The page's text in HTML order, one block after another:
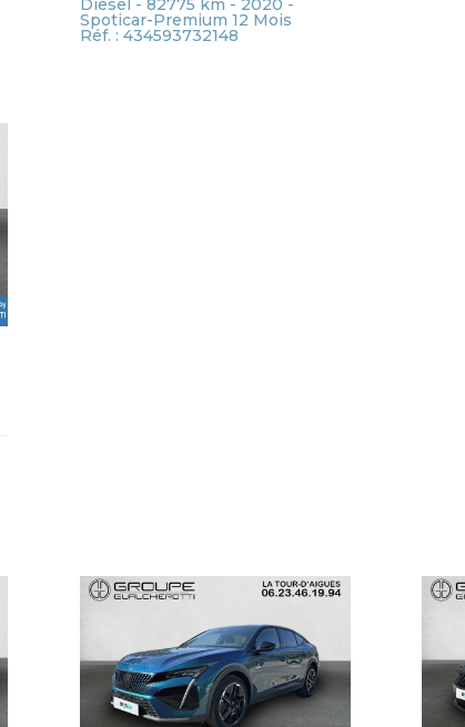
Diesel - 82775 km - 2020 -
Spoticar-Premium 12 Mois
Réf. : 434593732148